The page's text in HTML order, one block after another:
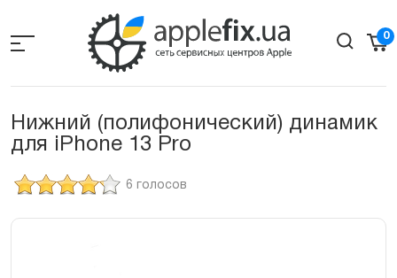
the
0
Нижний (полифонический) динамик
для iPhone 13 Pro
6 голосов